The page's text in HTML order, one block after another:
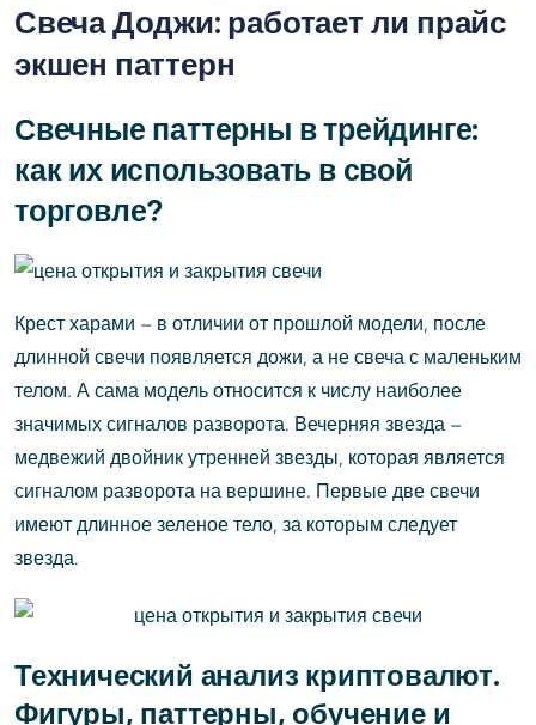
Свеча Доджи: работает ли прайс
экшен паттерн
Свечные паттерны в трейдинге:
как их использовать в свой
торговле?
Крест харами – в отличии от прошлой модели, после
длинной свечи появляется дожи, а не свеча с маленьким
телом. А сама модель относится к числу наиболее
значимых сигналов разворота. Вечерняя звезда –
медвежий двойник утренней звезды, которая является
сигналом разворота на вершине. Первые две свечи
имеют длинное зеленое тело, за которым следует
звезда.
Технический анализ криптовалют.
Фигуры, паттерны, обучение и